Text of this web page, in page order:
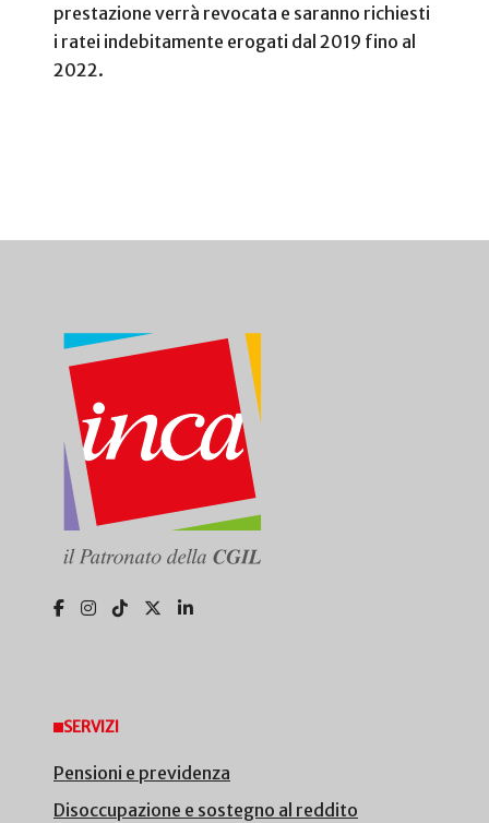
prestazione verrà revocata e saranno richiesti
i ratei indebitamente erogati dal 2019 fino al
2022.
SERVIZI
Pensioni e previdenza
Disoccupazione e sostegno al reddito